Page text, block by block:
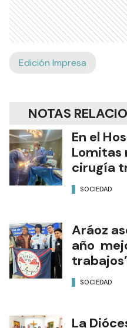
Edición Impresa
NOTAS
En el
Lomitas
cirugía
SOCIEDAD
Aráoz
año
SOCIEDAD
La